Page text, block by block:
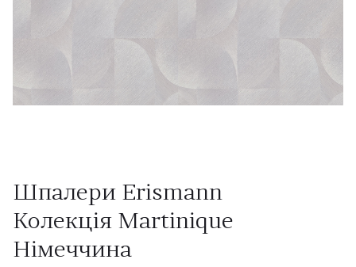
Шпалери Erismann
Колекція Martinique
Німеччина